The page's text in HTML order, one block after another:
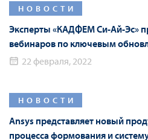
НОВОСТИ
Эксперты «КАДФЕМ Си-Ай-Эс»
вебинаров по ключевым
рамках Форума Ansys
22 февраля, 2022
НОВОСТИ
Ansys представляет новый
процесса формования и